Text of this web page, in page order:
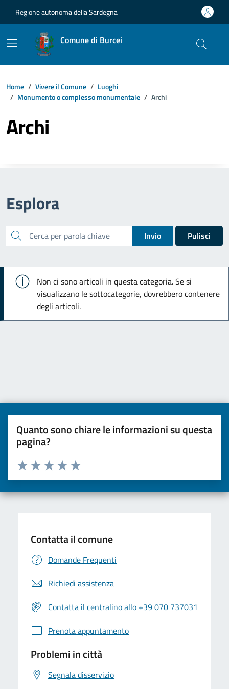
Regione autonoma della Sardegna
Comune di Burcei
Home Vivere il Comune
Luoghi
Monumento o complesso monumentale
Archi
Archi
Esplora
cerca Invio Pulisci
Info
Non ci sono articoli in questa categoria. Se si
visualizzano le sottocategorie, dovrebbero contenere
degli articoli.
Quanto sono chiare le informazioni su questa
pagina?
Valuta da 1 a 5 stelle la pagina
Valuta 5 stelle su 5
Valuta 4 stelle su 5
Valuta 3 stelle su 5
Valuta 2 stelle su 5
Valuta una stella su 5
Contatta il comune
Domande Frequenti
Richiedi assistenza
Contatta il centralino allo +39 070 737031
Prenota appuntamento
Problemi in città
Segnala disservizio